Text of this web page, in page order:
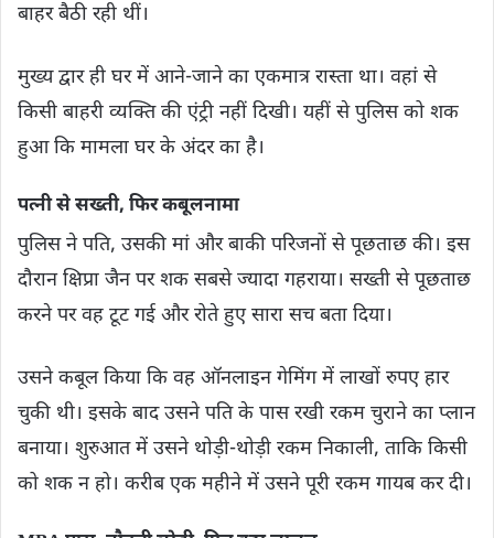
बाहर बैठी रही थीं।
मुख्य द्वार ही घर में आने-जाने का एकमात्र रास्ता था। वहां से
किसी बाहरी व्यक्ति की एंट्री नहीं दिखी। यहीं से पुलिस को शक
हुआ कि मामला घर के अंदर का है।
पत्नी से सख्ती, फिर कबूलनामा
पुलिस ने पति, उसकी मां और बाकी परिजनों से पूछताछ की। इस
दौरान क्षिप्रा जैन पर शक सबसे ज्यादा गहराया। सख्ती से पूछताछ
करने पर वह टूट गई और रोते हुए सारा सच बता दिया।
उसने कबूल किया कि वह ऑनलाइन गेमिंग में लाखों रुपए हार
चुकी थी। इसके बाद उसने पति के पास रखी रकम चुराने का प्लान
बनाया। शुरुआत में उसने थोड़ी-थोड़ी रकम निकाली, ताकि किसी
को शक न हो। करीब एक महीने में उसने पूरी रकम गायब कर दी।